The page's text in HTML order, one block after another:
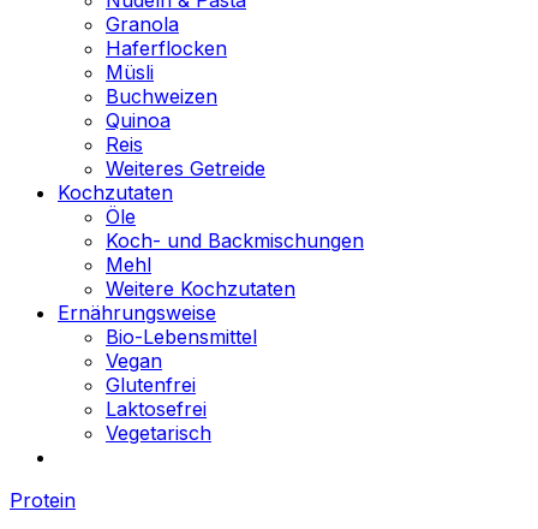
Granola
Haferflocken
Müsli
Buchweizen
Quinoa
Reis
Weiteres Getreide
Kochzutaten
Öle
Koch- und Backmischungen
Mehl
Weitere Kochzutaten
Ernährungsweise
Bio-Lebensmittel
Vegan
Glutenfrei
Laktosefrei
Vegetarisch
Protein